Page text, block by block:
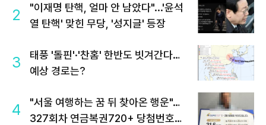
2
"이재명 탄핵, 얼마 안 남았다"...'윤석
열 탄핵' 맞힌 무당, '성지글' 등장
3
태풍 '돌핀'·'찬홈' 한반도 빗겨간다…
예상 경로는?
4
"서울 여행하는 꿈 뒤 찾아온 행운"…
327회차 연금복권720+ 당첨번호조